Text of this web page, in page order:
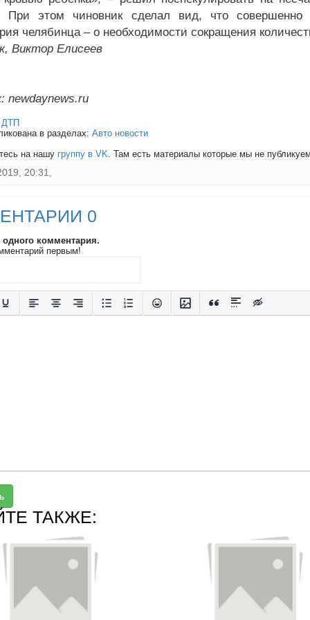
При этом чиновник сделал вид, что
челябинца – о необходимости сокращения
Виктор Елисеев
newdaynews.ru
ДТП
в разделах: Авто новости
на нашу группу в VK. Там есть материалы которые мы не
20:31,
0
одного комментария.
первым!
ТАКЖЕ: